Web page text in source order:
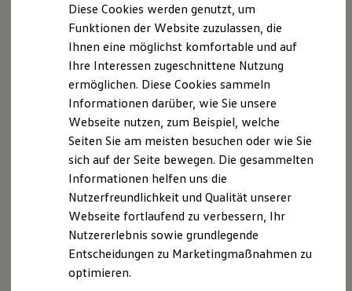
Für Privatkunden
Für Gewerbekunden
Leasing
Für Privatkunden
Für Gewerbekunden
Versicherungen & Garantien
Garantien
Kfz-Versicherung für Nutzfahrzeuge
Restschuldversicherung
Wartungsverträge
Besitzer & Service
Reparatur & Service
Sommer-Special
Reparatur, Pflege & Inspektion
Servicetermin anfragen
Service-Vorteile bei Volkswagen Nutzfahrzeuge
ServicePlus
Economy Service
Räder & Reifen Service
Ersatzfahrzeuge
33609 Bielefeld
Telefon: 0521 32373-0
Fax: 0521 32373-40
info@autohaus-berning.de
Geschäftsführer: Matthias Berning
Prokuristen: Ulrich Janson, Sebastian Berning
Umsatzsteueridentifikationsnummer: DE124013483
Registergericht + Handelsregister: Amtsgericht
Bielefeld, HRA 9433
Diese Cookies werden genutzt, um
Funktionen der Website zuzulassen, die
Ihnen eine möglichst komfortable und auf
Ihre Interessen zugeschnittene Nutzung
ermöglichen. Diese Cookies sammeln
Informationen darüber, wie Sie unsere
Webseite nutzen, zum Beispiel, welche
Seiten Sie am meisten besuchen oder wie Sie
sich auf der Seite bewegen. Die gesammelten
Informationen helfen uns die
Nutzerfreundlichkeit und Qualität unserer
Webseite fortlaufend zu verbessern, Ihr
Nutzererlebnis sowie grundlegende
Entscheidungen zu Marketingmaßnahmen zu
optimieren.